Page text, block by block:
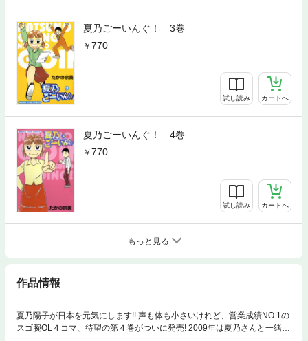
夏乃ごーいんぐ！ 3巻
770
試し読み カートへ
夏乃ごーいんぐ！ 4巻
770
試し読み カートへ
もっと見る
作品情報
夏乃陽子が日本を元気にします!! 声も体も小さいけれど、営業成績NO.1の
スゴ腕OL４コマ、待望の第４巻がついに発売! 2009年は夏乃さんと一緒に